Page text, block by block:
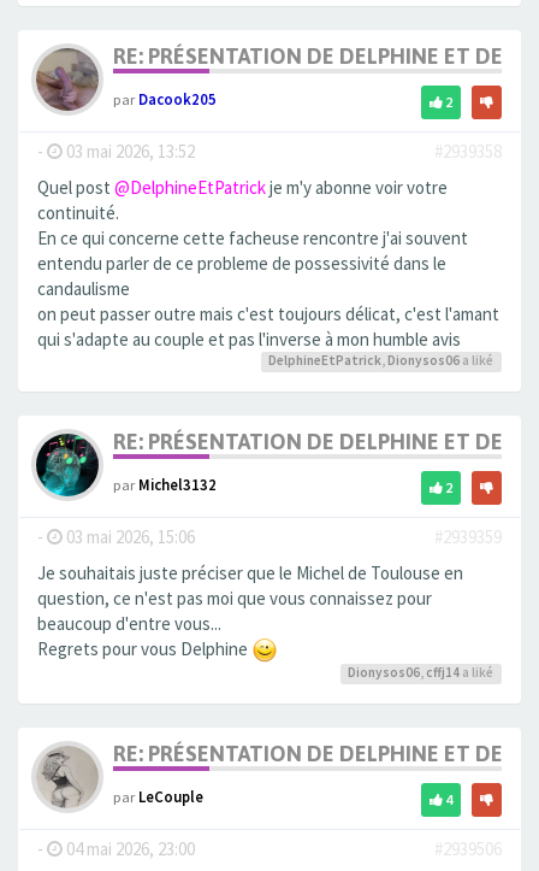
RE: PRÉSENTATION DE DELPHINE ET DE
parDacook205 2
- 03 mai 2026, 13:52
#2939358
Quel post @DelphineEtPatrickje m'y abonne voir votre
continuité.
En ce qui concerne cette facheuse rencontre j'ai souvent
entendu parler de ce probleme de possessivité dans le
candaulisme
on peut passer outre mais c'est toujours délicat, c'est l'amant
qui s'adapte au couple et pas l'inverse à mon humble avis
DelphineEtPatrick, Dionysos06 a liké
RE: PRÉSENTATION DE DELPHINE ET DE
parMichel3132 2
- 03 mai 2026, 15:06
#2939359
Je souhaitais juste préciser que le Michel de Toulouse en
question, ce n'est pas moi que vous connaissez pour
beaucoup d'entre vous...
Regrets pour vous Delphine
Dionysos06, cffj14 a liké
RE: PRÉSENTATION DE DELPHINE ET DE
parLeCouple 4
- 04 mai 2026, 23:00
#2939506